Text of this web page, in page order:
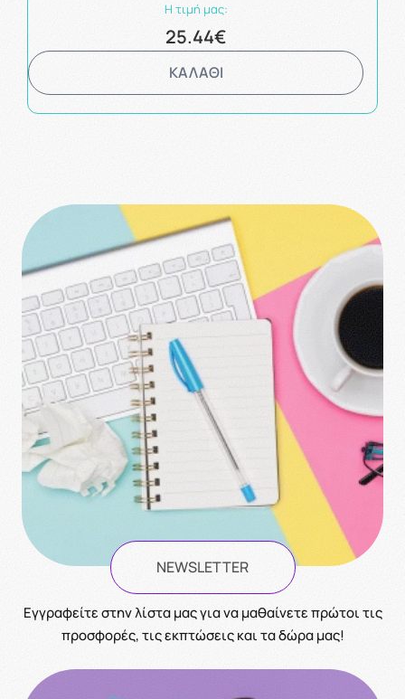
Η τιμή μας:
25.44€
ΚΑΛΑΘΙ
NEWSLETTER
Eγγραφείτε στην λίστα μας για να μαθαίνετε πρώτοι τις
προσφορές, τις εκπτώσεις και τα δώρα μας!